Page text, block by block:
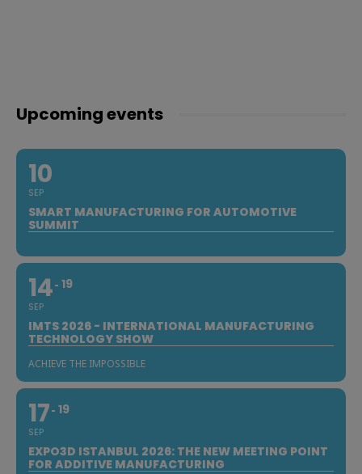
Upcoming events
10
SEP
SMART MANUFACTURING FOR AUTOMOTIVE
SUMMIT
14
SEP
19
IMTS 2026 - INTERNATIONAL MANUFACTURING
TECHNOLOGY SHOW
ACHIEVE THE IMPOSSIBLE
17
SEP
19
EXPO3D ISTANBUL 2026: THE NEW MEETING POINT
FOR ADDITIVE MANUFACTURING